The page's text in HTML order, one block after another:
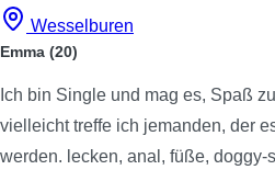
Wesselburen
Emma (20)
Ich bin Single und mag es, Spaß
vielleicht treffe ich jemanden, der
werden. lecken, anal, füße, doggy-